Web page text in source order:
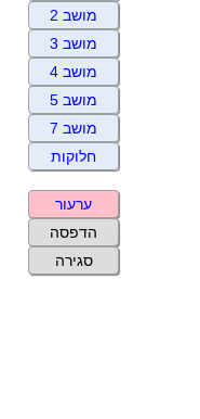
מושב 2
מושב 3
מושב 4
מושב 5
מושב 7
חלוקות
ערעור
הדפסה
סגירה